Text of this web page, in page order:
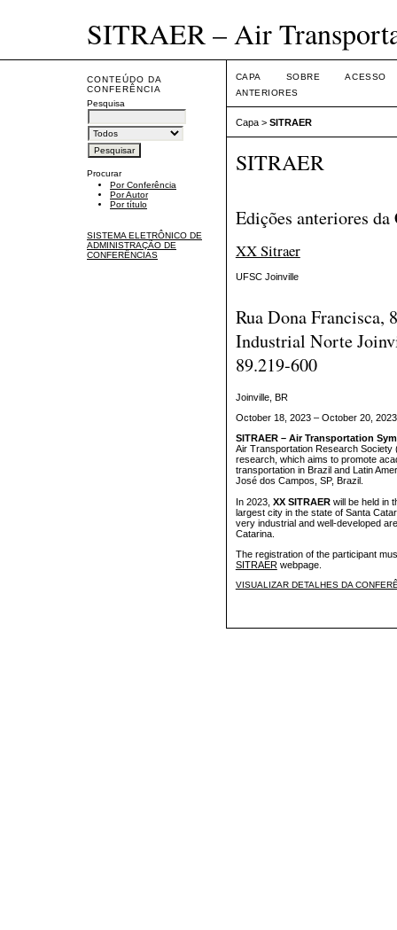
SITRAER – Air
CONTEÚDO DA
CONFERÊNCIA
Pesquisa
Procurar
Por Conferência
Por Autor
Por título
SISTEMA ELETRÔNICO DE
ADMINISTRAÇÃO DE
CONFERÊNCIAS
CAPA SOBRE
ACESSO
ANTERIORES
Capa> SITRAER
SITRAER
Edições anteriores da
XX Sitraer
UFSC Joinville
Rua Dona Francisca,
Industrial Norte
89.219-600
Joinville, BR
October 18, 2023 – October 20, 2023
SITRAER – Air Transportation
Air Transportation Research Society
research, which aims to promote
transportation in Brazil and Latin
José dos Campos, SP, Brazil.
In 2023, XX SITRAERwill be held in
largest city in the state of Santa
very industrial and well-developed
Catarina.
The registration of the participant
SITRAERwebpage.
VISUALIZAR DETALHES DA